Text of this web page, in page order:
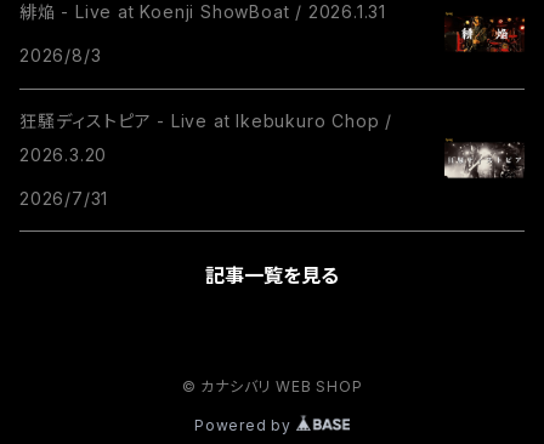
緋焔 - Live at Koenji ShowBoat / 2026.1.31
2026/8/3
狂騒ディストピア - Live at Ikebukuro Chop /
2026.3.20
2026/7/31
記事一覧を見る
© カナシバリ WEB SHOP
Powered by